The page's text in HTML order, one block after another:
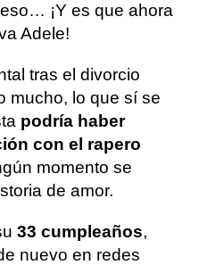
¡Y es que ahora
Adele!
tras el divorcio
mucho, lo que sí se
podría haber
con el rapero
momento se
de amor.
33 cumpleaños,
nuevo en redes